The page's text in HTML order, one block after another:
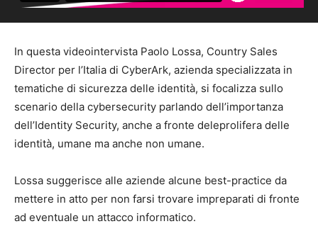
In questa videointervista Paolo Lossa, Country Sales
Director per l’Italia di CyberArk, azienda specializzata in
tematiche di sicurezza delle identità, si focalizza sullo
scenario della cybersecurity parlando dell’importanza
dell’Identity Security, anche a fronte deleprolifera delle
identità, umane ma anche non umane.
Lossa suggerisce alle aziende alcune best-practice da
mettere in atto per non farsi trovare impreparati di fronte
ad eventuale un attacco informatico.